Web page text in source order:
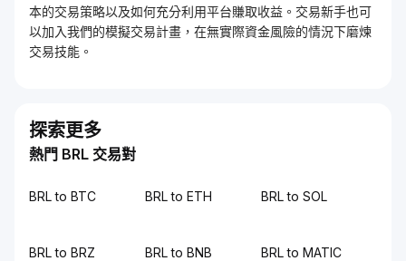
本的交易策略以及如何充分利用平台賺取收益。交易新手也可
以加入我們的模擬交易計畫，在無實際資金風險的情況下磨煉
交易技能。
探索更多
熱門 BRL 交易對
BRL to BTC BRL to ETH BRL to SOL
BRL to BRZ BRL to BNB BRL to MATIC